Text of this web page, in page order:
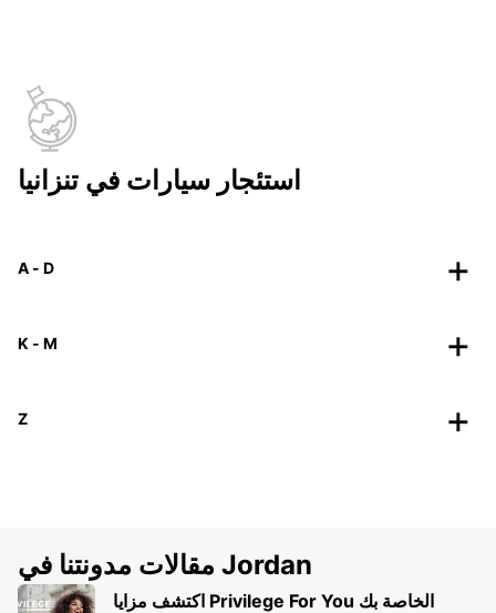
استئجار سيارات في تنزانيا
A - D
K - M
Z
مقالات مدونتنا في Jordan
اكتشف مزايا Privilege For You الخاصة بك